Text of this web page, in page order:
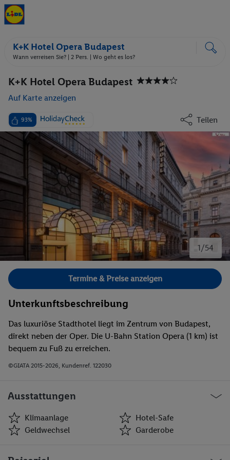
K+K Hotel Opera Budapest
Wann verreisen Sie? | 2 Pers. | Wo geht es los?
K+K Hotel Opera Budapest
Auf Karte anzeigen
93% Teilen
1/54
Bild 1 von 54.
Termine & Preise anzeigen
Unterkunftsbeschreibung
Das luxuriöse Stadthotel liegt im Zentrum von Budapest,
direkt neben der Oper. Die U-Bahn Station Opera (1 km) ist
bequem zu Fuß zu erreichen.
©GIATA 2015-2026, Kundenref. 122030
Ausstattungen
Klimaanlage
Hotel-Safe
Geldwechsel
Garderobe